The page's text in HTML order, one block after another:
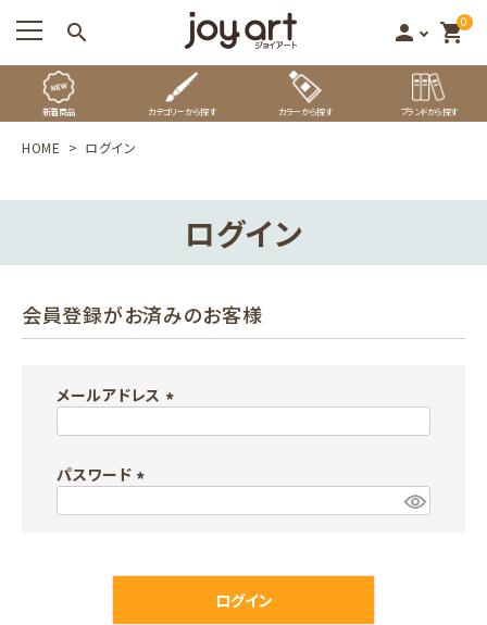
search person 0
shopping_cart
新着商品 カテゴリーから探す カラーから探す ブランドから探す
HOME ログイン
ログイン
会員登録がお済みのお客様
メールアドレス
パスワード
)
ログイン